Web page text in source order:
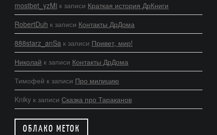
mostbet_yzMi к записи Краткая история ДрКниги
RobertDuh к записи Контакты ДрДома
888starz_anSa к записи Привет, мир!
Николай к записи Контакты ДрДома
Тимофей к записи Про милицию
Kniky к записи Сказка про Тараканов
ОБЛАКО МЕТОК